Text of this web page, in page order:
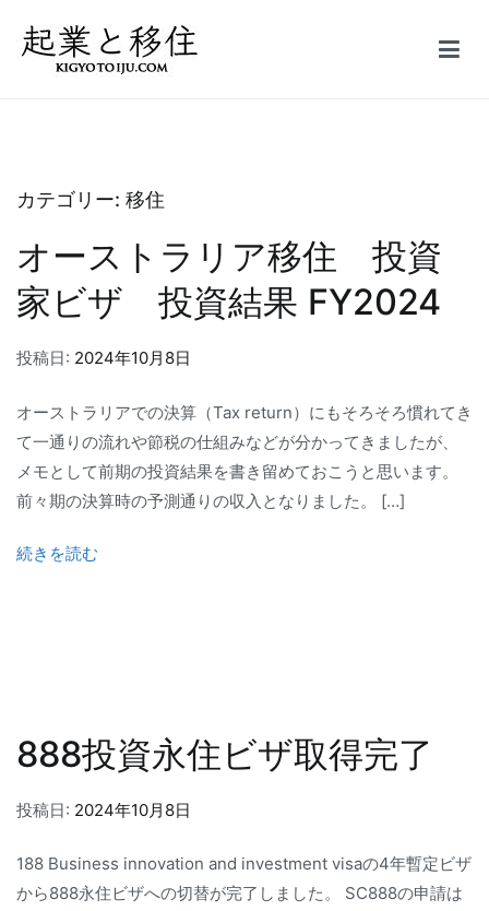
カテゴリー: 移住
オーストラリア移住 投資
家ビザ 投資結果 FY2024
投稿日: 2024年10月8日
オーストラリアでの決算（Tax return）にもそろそろ慣れてき
て一通りの流れや節税の仕組みなどが分かってきましたが、
メモとして前期の投資結果を書き留めておこうと思います。
前々期の決算時の予測通りの収入となりました。 […]
続きを読む
888投資永住ビザ取得完了
投稿日: 2024年10月8日
188 Business innovation and investment visaの4年暫定ビザ
から888永住ビザへの切替が完了しました。 SC888の申請は